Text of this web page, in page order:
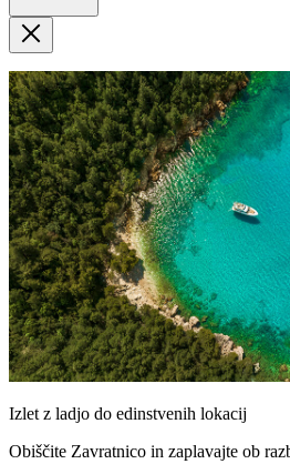
Izlet z ladjo do edinstvenih lokacij
Obiščite Zavratnico in zaplavajte ob